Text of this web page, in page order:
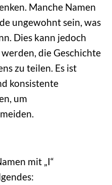
Manche Namen
ungewohnt sein, was
Dies kann jedoch
die Geschichte
zu teilen. Es ist
konsistente
um
mit „I“